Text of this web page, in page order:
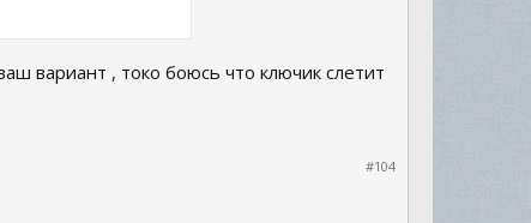
вариант , токо боюсь что ключик слетит
#104